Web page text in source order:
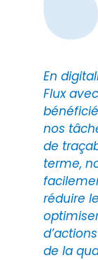
En
Flux
nos
de
terme,
réduire
de la